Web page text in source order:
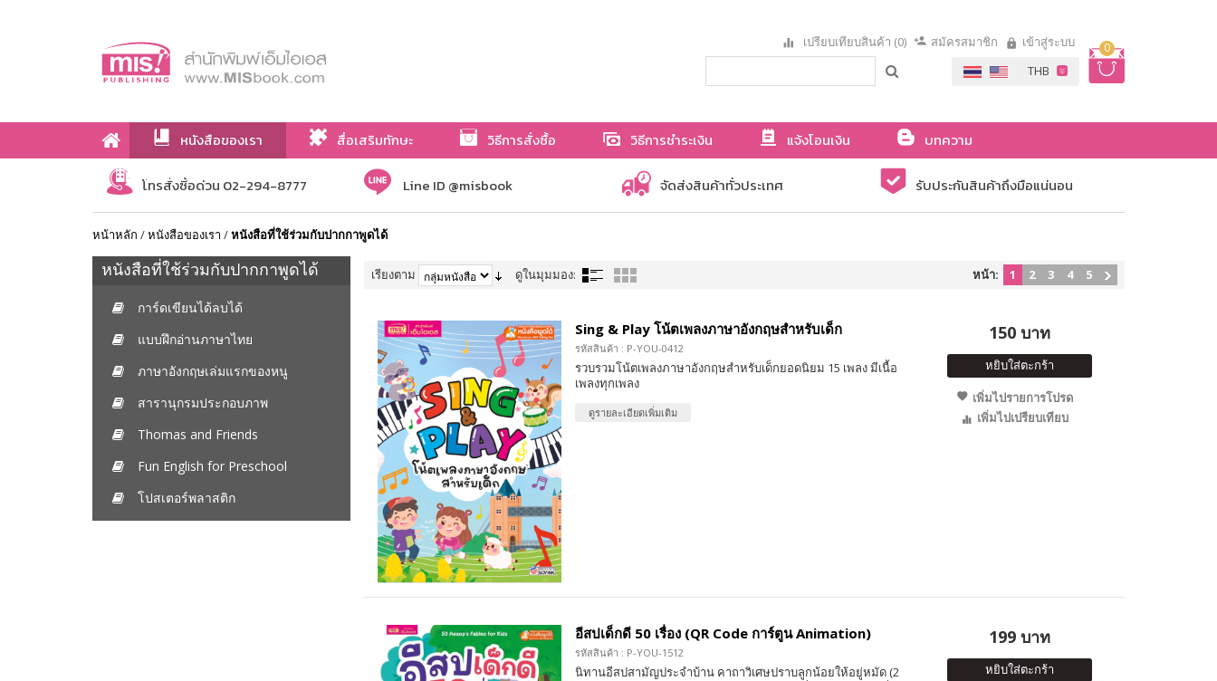
0
เปรียบเทียบสินค้า (0) สมัครสมาชิก เข้าสู่ระบบ
หนังสือของเรา สื่อเสริมทักษะ วิธีการสั่งซื้อ วิธีการชำระเงิน แจ้งโอนเงิน
บทความ
เกี่ยวกับเรา
โทรสั่งซื้อด่วน 02-294-8777 Line ID @misbook จัดส่งสินค้าทั่วประเทศ รับประกันสินค้าถึงมือแน่นอน
หน้าหลัก /หนังสือของเรา /หนังสือที่ใช้ร่วมกับปากกาพูดได้
หนังสือที่ใช้ร่วมกับปากกาพูดได้
การ์ดเขียนได้ลบได้
แบบฝึกอ่านภาษาไทย
ภาษาอังกฤษเล่มแรกของหนู
สารานุกรมประกอบภาพ
Thomas and Friends
Fun English for Preschool
โปสเตอร์พลาสติก
เรียงตาม ดูในมุมมอง: หน้า: 1 2 3 4 5
Sing & Play โน้ตเพลงภาษาอังกฤษสำหรับเด็ก
รหัสสินค้า : P-YOU-0412
รวบรวมโน้ตเพลงภาษาอังกฤษสำหรับเด็กยอดนิยม 15 เพลง มีเนื้อ
เพลงทุกเพลง
ดูรายละเอียดเพิ่มเติม
150 บาท
หยิบใส่ตะกร้า
เพิ่มไปรายการโปรด
เพิ่มไปเปรียบเทียบ
อีสปเด็กดี 50 เรื่อง (QR Code การ์ตูน Animation)
รหัสสินค้า : P-YOU-1512
นิทานอีสปสามัญประจำบ้าน คาถาวิเศษปราบลูกน้อยให้อยู่หมัด (2
199 บาท
หยิบใส่ตะกร้า